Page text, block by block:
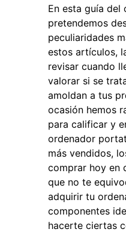
En esta guía del
pretendemos
peculiaridades
estos artículos,
revisar cuando
valorar si se
amoldan a tus
ocasión hemos
para calificar y
ordenador
más vendidos,
comprar hoy en
que no te
adquirir tu
componentes
hacerte ciertas